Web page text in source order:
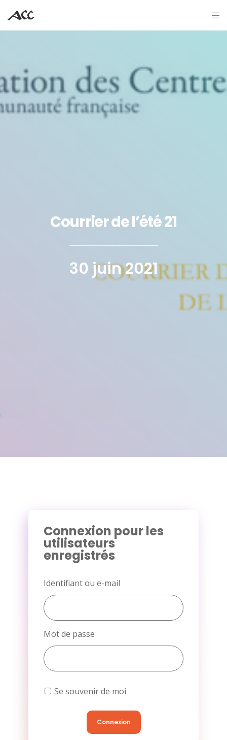
Courrier de l’été 21
30 juin 2021
Connexion pour les
utilisateurs
enregistrés
Identifiant ou e-mail
Mot de passe
Se souvenir de moi